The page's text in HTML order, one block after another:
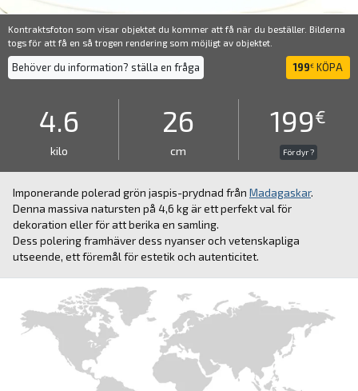
Kontraktsfoton som visar objektet du kommer att få när du beställer. Bilderna
togs för att få en så trogen rendering som möjligt av objektet.
Behöver du information? ställa en fråga 199€ KÖPA
4.6
kilo
26
cm
199€
För dyr ?
Imponerande polerad grön jaspis-prydnad från Madagaskar.
Denna massiva natursten på 4,6 kg är ett perfekt val för
dekoration eller för att berika en samling.
Dess polering framhäver dess nyanser och vetenskapliga
utseende, ett föremål för estetik och autenticitet.